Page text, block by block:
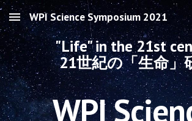
Skip to main content
WPI Science Symposium 2021
"Life" in the 21st
21世紀の「生命」
WPI